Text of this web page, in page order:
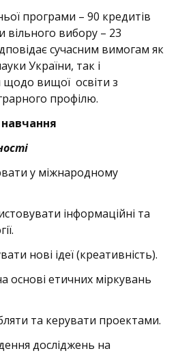
програми – 90 кредитів
вільного вибору – 23
сучасним вимогам як
України, так і
вищої освіти з
профілю.
у міжнародному
інформаційні та
нові ідеї (креативність).
основі етичних міркувань
та керувати проектами.
досліджень на